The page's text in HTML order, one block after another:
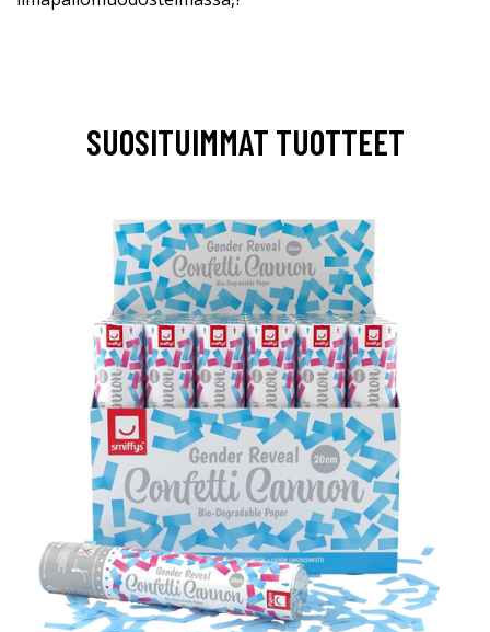
SUOSITUIMMAT TUOTTEET